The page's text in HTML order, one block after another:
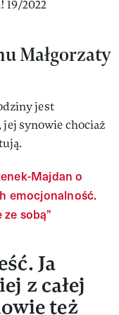
Małgorzaty
jest
jej synowie chociaż
Majdan o
emocjonalność.
sobą”
Ja
z całej
też